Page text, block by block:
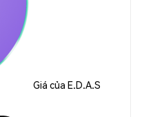
Giá của E.D.A.S